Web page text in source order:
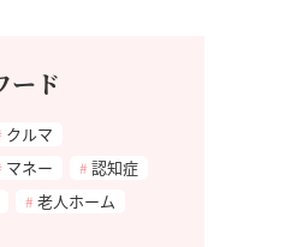
ード
クルマ
マネー
認知症
老人ホーム